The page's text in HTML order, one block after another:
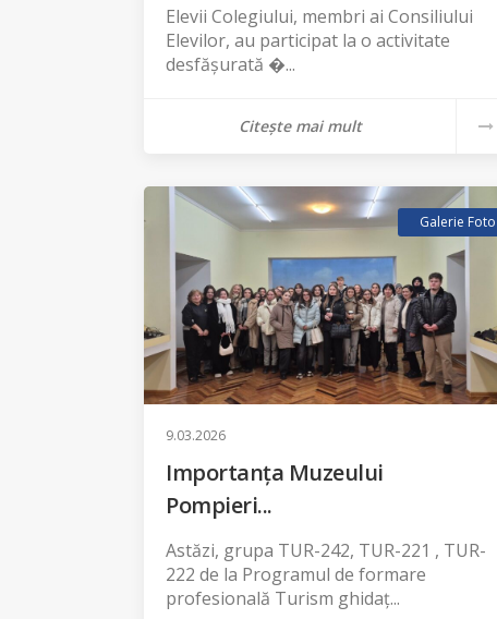
Elevii Colegiului, membri ai Consiliului
Elevilor, au participat la o activitate
desfășurată �...
Citește mai mult
Galerie Foto
9.03.2026
Importanța Muzeului
Pompieri...
Astăzi, grupa TUR-242, TUR-221 , TUR-
222 de la Programul de formare
profesională Turism ghidaț...